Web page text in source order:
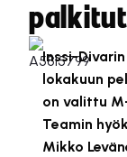
palkitut
Inssi-Divarin
lokakuun
on valittu
Teamin
Mikko